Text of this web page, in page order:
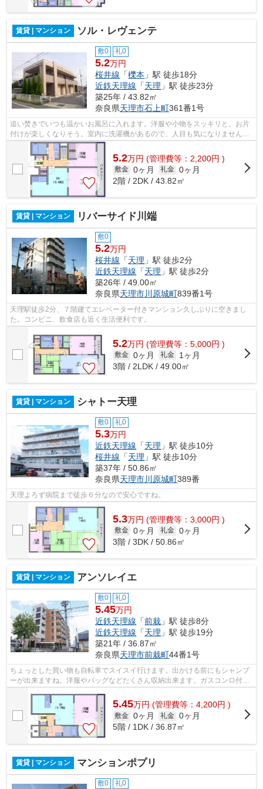
賃貸 | マンション ソル・レヴェンテ
敷0 礼0
5.2万円
桜井線 「櫟本 」駅 徒歩18分
近鉄天理線 「天理 」駅 徒歩23分
築25年 / 43.82㎡
奈良県天理市石上町361番1号
追い焚きでいつも温かいお風呂に入れます。洋服や小物をスッキリと。お片
付けが楽しくなりそう。室内に洗濯機があるので、人目も気になりません。
お隣に気兼ねなく生活できる角部屋物...
5.2万円 (管理費等：2,200円 )
敷金 0ヶ月 礼金 0ヶ月
2階 / 2DK / 43.82㎡
賃貸 | マンション リバーサイド川端
敷0
5.2万円
桜井線 「天理 」駅 徒歩2分
近鉄天理線 「天理 」駅 徒歩2分
築26年 / 49.00㎡
奈良県天理市川原城町839番1号
天理駅徒歩2分、７階建てエレベーター付きマンション久しぶりに空きまし
た。コンビニ、飲食店も近く生活便利です。
5.2万円 (管理費等：5,000円 )
敷金 0ヶ月 礼金
1ヶ月
3階 / 2LDK / 49.00㎡
賃貸 | マンション シャトー天理
敷0 礼0
5.3万円
近鉄天理線 「天理 」駅 徒歩10分
桜井線 「天理 」駅 徒歩10分
築37年 / 50.86㎡
奈良県天理市川原城町389番
天理よろず病院まで徒歩６分なので安心ですね。
5.3万円 (管理費等：3,000円 )
敷金 0ヶ月 礼金 0ヶ月
3階 / 3DK / 50.86㎡
賃貸 | マンション アンソレイエ
敷0 礼0
5.45万円
近鉄天理線 「前栽 」駅 徒歩8分
近鉄天理線 「天理 」駅 徒歩19分
築21年 / 36.87㎡
奈良県天理市前栽町44番1号
ちょっとした買い物も自転車でスイスイ行けます。出かける前にもシャンプ
ーが出来ますね。洋服やバッグなどたくさん収納出来ます。ガスコンロ付な
のでいつでもお料理を楽しめます。防...
5.45万円 (管理費等：4,200円 )
敷金 0ヶ月 礼金 0ヶ月
5階 / 1DK / 36.87㎡
賃貸 | マンション マンションポプリ
敷0 礼0